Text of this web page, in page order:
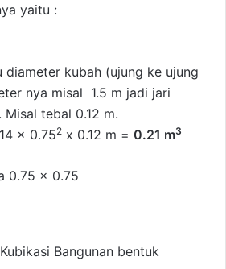
yaitu :
diameter kubah (ujung ke ujung
nya misal 1.5 m jadi jari
tebal 0.12 m.
x 0.752 x 0.12 m = 0.21 m3
0.75 x 0.75